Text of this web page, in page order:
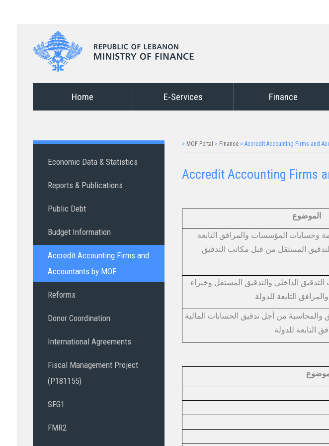
Home E-Services Finance
Economic Data & Statistics
Reports & Publications
Public Debt
Budget Information
Accredit Accounting Firms and
Accountants by MOF
Reforms
Donor Coordination
International Agreements
Fiscal Management Project
(P181155)
SFG1
FMR2
> MOF Portal > Finance> Accredit Accounting Firms and
Accredit Accounting Firms
الموضوع
وحسابات المؤسسات والمرافق ​التابعة
المستقل من قبل مكاتب التدقيق
الداخلي والتدقيق المستقل وخبراء
والمحاسبة من أجل تدقيق الحسابات المالية
التابعة للدولة